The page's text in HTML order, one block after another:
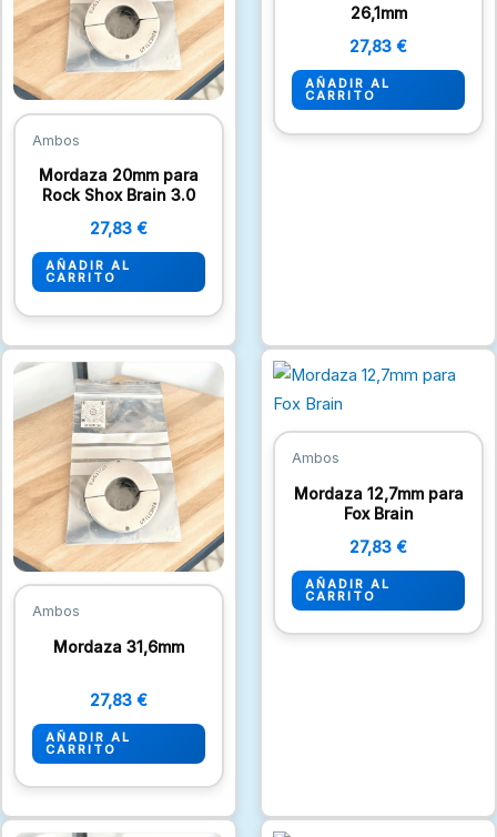
Ambos
Mordaza 20mm para
Rock Shox Brain 3.0
27,83 €
AÑADIR AL
CARRITO
26,1mm
27,83 €
AÑADIR AL
CARRITO
Ambos
Mordaza 31,6mm
27,83 €
AÑADIR AL
CARRITO
Ambos
Mordaza 12,7mm para
Fox Brain
27,83 €
AÑADIR AL
CARRITO